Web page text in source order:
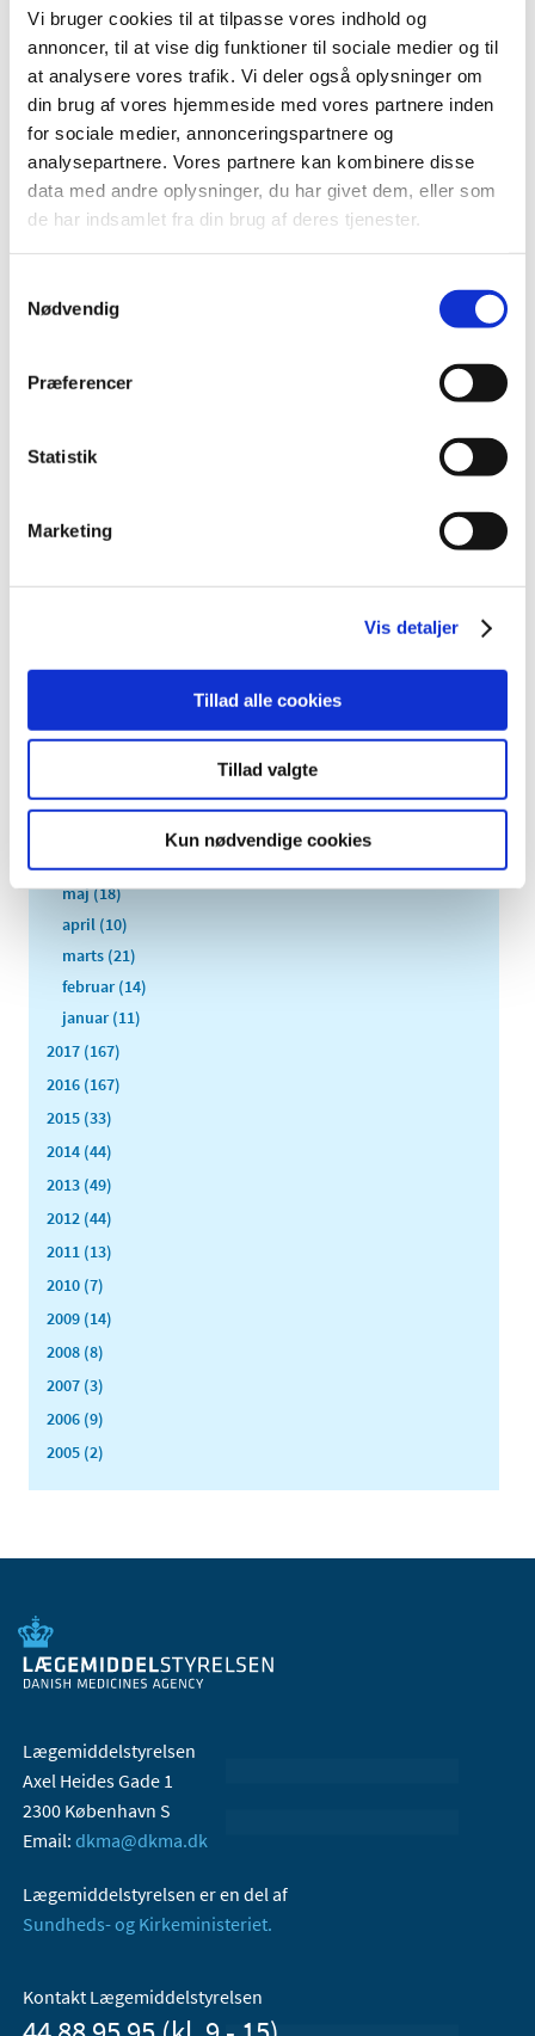
Vi bruger cookies til at tilpasse vores indhold og
annoncer, til at vise dig funktioner til sociale medier og til
at analysere vores trafik. Vi deler også oplysninger om
din brug af vores hjemmeside med vores partnere inden
for sociale medier, annonceringspartnere og
analysepartnere. Vores partnere kan kombinere disse
data med andre oplysninger, du har givet dem, eller som
de har indsamlet fra din brug af deres tjenester.
Nødvendig
Præferencer
Statistik
Marketing
Vis detaljer
Tillad alle cookies
Tillad valgte
Kun nødvendige cookies
|6. november 2018|
Bevillingen til at drive Hurup Apotek er ledig pr. 1. maj
2019.
Bevilling til at drive Valby Apotek
|1. november 2018|
Lægemiddelstyrelsen har den 22. oktober 2018 meddelt
Kenneth B. Lokind bevilling til at drive Valby Apotek.
Alle (2506)
2026 (84)
2024 (224)
2021 (516)
december (12)
oktober (16)
august (6)
juni (13)
maj (18)
april (10)
marts (21)
februar (14)
januar (11)
2017 (167)
2016 (167)
2015 (33)
2014 (44)
2013 (49)
2012 (44)
2011 (13)
2010 (7)
2009 (14)
2008 (8)
2007 (3)
2006 (9)
2005 (2)
Lægemiddelstyrelsen
Axel Heides Gade 1
2300 København S
Email: dkma@dkma.dk
Lægemiddelstyrelsen er en del af
Sundheds- og Kirkeministeriet.
Kontakt Lægemiddelstyrelsen